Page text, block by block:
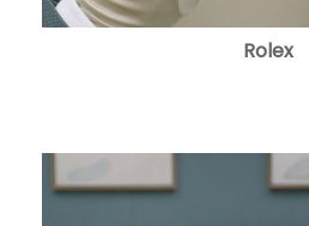
Rolex